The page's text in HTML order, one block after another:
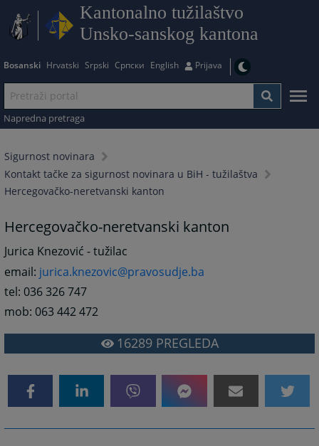
Kantonalno tužilaštvo
Unsko-sanskog kantona
Bosanski Hrvatski Srpski Српски English Prijava
Napredna pretraga
Sigurnost novinara
Kontakt tačke za sigurnost novinara u BiH - tužilaštva
Hercegovačko-neretvanski kanton
Hercegovačko-neretvanski kanton
Jurica Knezović - tužilac
email: jurica.knezovic@pravosudje.ba
tel: 036 326 747
mob: 063 442 472
16289PREGLEDA